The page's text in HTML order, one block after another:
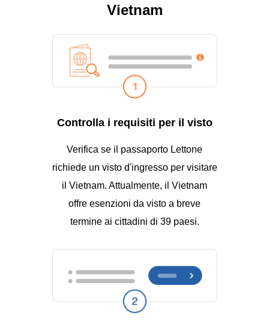
Vietnam
Controlla i requisiti per il visto
Verifica se il passaporto Lettone
richiede un visto d'ingresso per visitare
il Vietnam. Attualmente, il Vietnam
offre esenzioni da visto a breve
termine ai cittadini di 39 paesi.